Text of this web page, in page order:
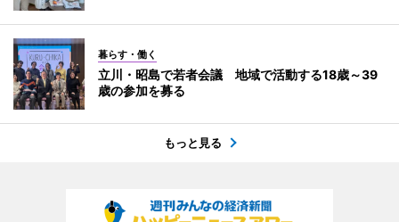
暮らす・働く
立川・昭島で若者会議 地域で活動する18歳～39
歳の参加を募る
もっと見る